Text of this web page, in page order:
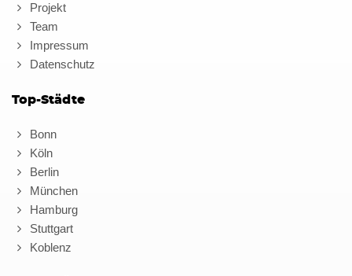
Projekt
Team
Impressum
Datenschutz
Top-Städte
Bonn
Köln
Berlin
München
Hamburg
Stuttgart
Koblenz